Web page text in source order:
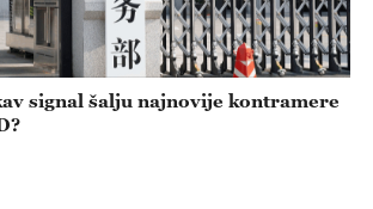
signal šalju najnovije kontramere